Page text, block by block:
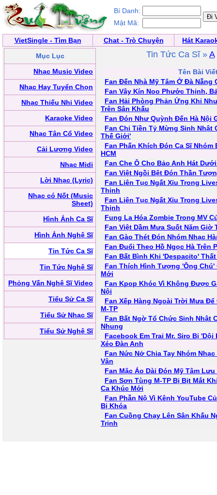
Bí Danh:
Mật Mã:
VietSingle - Tìm Bạn Chat - Trò Chuyện
Hát
Mục Lục
Nhạc Music Video
Nhạc Hay Tuyển Chọn
Nhạc Thiếu Nhi Video
Karaoke Video
Nhạc Tân Cổ Video
Cải Lương Video
Nhạc Midi
Lời Nhạc (Lyric)
Nhạc có Nốt (Music
Sheet)
Hình Ảnh Ca Sĩ
Hình Ảnh Nghệ Sĩ
Tin Tức Ca Sĩ
Tin Tức Nghệ Sĩ
Phỏng Vấn Nghệ Sĩ Video
Tiểu Sử Ca Sĩ
Tiểu Sử Nhạc Sĩ
Tiểu Sử Nghệ Sĩ
Tin Tức Ca Sĩ » A
Tên Bài
Fan Đến Nhà Mỹ Tâm Ở Đà Nẵng
Fan Vây Kín Noo Phước Thịnh,
Fan Hải Phòng Phản Ứng Khi
Trên Sân Khấu
Fan Đón Như Quỳnh Đến Hà Nội
Fan Chi Tiền Tỷ Mừng Sinh Nhật
Thế Giới'
Fan Phấn Khích Đón Ca Sĩ Nhóm
HCM
Fan Che Ô Cho Bảo Anh Hát
Fan Việt Ngồi Bệt Đón Thần
Fan Liên Tục Ngất Xỉu Trong
Thịnh
Fan Liên Tục Ngất Xỉu Trong
Thịnh
Fung La Hóa Zombie Trong MV
Fan Việt Dầm Mưa Suốt Năm Giờ
Fan Gào Thét Đón Nhóm Nhạc
Fan Đuổi Theo Hồ Ngọc Hà Trên
Fan Bất Bình Khi 'Despacito' Thất
Fan Thích Hình Tượng 'Ông Chú'
Mới
Fan Kpop Khóc Vì Không Được
Nội
Fan Xếp Hàng Ngoài Trời Mưa
M-TP
Fan Bất Ngờ Tổ Chức Sinh Nhật
Nhung
Facebook Em Trai Mr. Siro Bị
Xéo Đàn Anh
Fan Nức Nở Chia Tay Nhóm
Vân
Fan Mặc Áo Dài Đón Mỹ Tâm Lưu
Fan Sơn Tùng M-TP Bị Bịt Mắt
Ca Khúc Mới
Fan Phẫn Nộ Vì Kênh YouTube
Bị Khóa
Fan Cuồng Chạy Lên Sân Khấu
Trịnh